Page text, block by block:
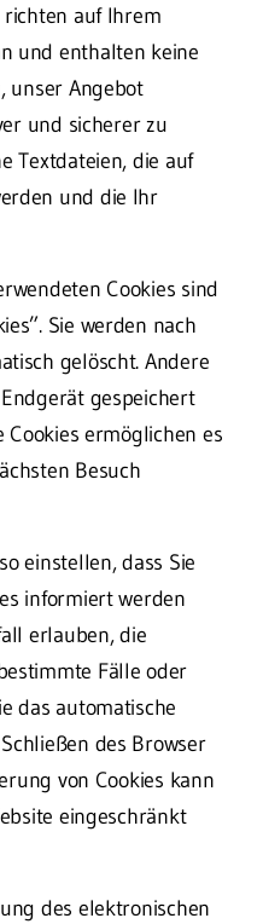
richten auf Ihrem
und enthalten keine
unser Angebot
und sicherer zu
Textdateien, die auf
und die Ihr
Cookies sind
Sie werden nach
gelöscht. Andere
gespeichert
Cookies ermöglichen es
Besuch
einstellen, dass Sie
informiert werden
erlauben, die
Fälle oder
das automatische
des Browser
von Cookies kann
eingeschränkt
des elektronischen